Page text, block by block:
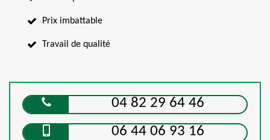
Prix imbattable
Travail de qualité
04 82 29 64 46
06 44 06 93 16